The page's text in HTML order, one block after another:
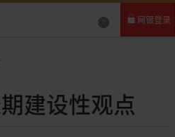
网银登录
建设性观点